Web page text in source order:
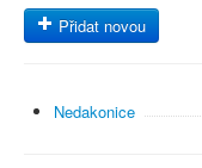
Přidat novou
Nedakonice